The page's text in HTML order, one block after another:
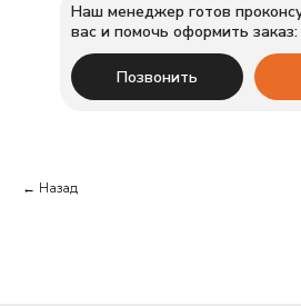
Позвонить
Наш менеджер готов
вас и помочь оформить заказ:
← Назад